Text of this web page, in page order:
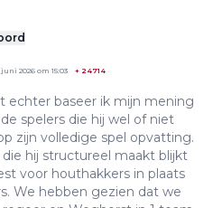
juni 2026 om 15:03 + 24714
echter baseer ik mijn mening
spelers die hij wel of niet
zijn volledige spel opvatting.
die hij structureel maakt blijkt
voor houthakkers in plaats
We hebben gezien dat we